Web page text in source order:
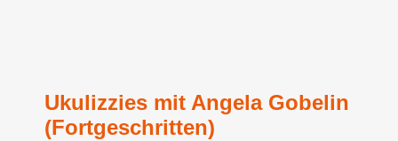
Ukulizzies mit Angela Gobelin
(Fortgeschritten)